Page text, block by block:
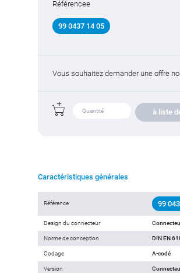
Référencee
99 0437 14 05
Vous souhaitez demander une offre
à liste
Caractéristiques générales
Référence 99
Design du connecteur
Norme de conception DIN EN
Codage A-codé
Version